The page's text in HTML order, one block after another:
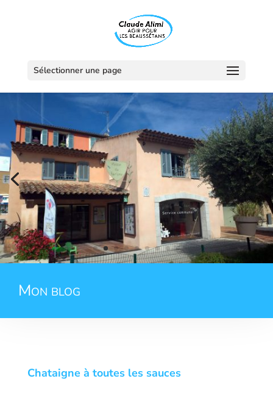
Sélectionner une page
Mon blog
Chataigne à toutes les sauces